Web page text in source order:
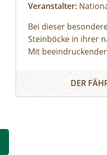
Veranstalter:
Bei dieser
Steinböcke in ihrer
Mit
atemberaubende
spannende Kämpfe
König der Alpen -
DER